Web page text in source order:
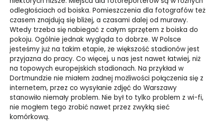
odległościach od boiska. Pomieszczenia dla fotografów też
czasem znajdują się bliżej, a czasami dalej od murawy.
Wtedy trzeba się nabiegać z całym sprzętem z boiska do
pokoju. Ogólnie jednak wygląda to dobrze. W Polsce
jesteśmy już na takim etapie, że większość stadionów jest
przyjazna do pracy. Co więcej, u nas jest nawet łatwiej, niż
na topowych europejskich stadionach. Na przykład w
Dortmundzie nie miałem żadnej możliwości połączenia się z
internetem, przez co wysyłanie zdjęć do Warszawy
stanowiło niemały problem. Nie był to tylko problem z wi-fi,
nie mogłem tego zrobić nawet przez zwykłą sieć
komórkową.